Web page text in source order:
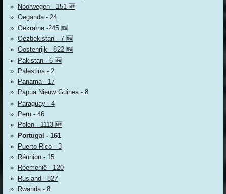
Noorwegen - 151 🆕
Oeganda - 24
Oekraïne -245 🆕
Oezbekistan - 7 🆕
Oostenrijk - 822 🆕
Pakistan - 6 🆕
Palestina - 2
Panama - 17
Papua Nieuw Guinea - 8
Paraguay - 4
Peru - 46
Polen - 1113 🆕
Portugal - 161
Puerto Rico - 3
Réunion - 15
Roemenië - 120
Rusland - 827
Rwanda - 8